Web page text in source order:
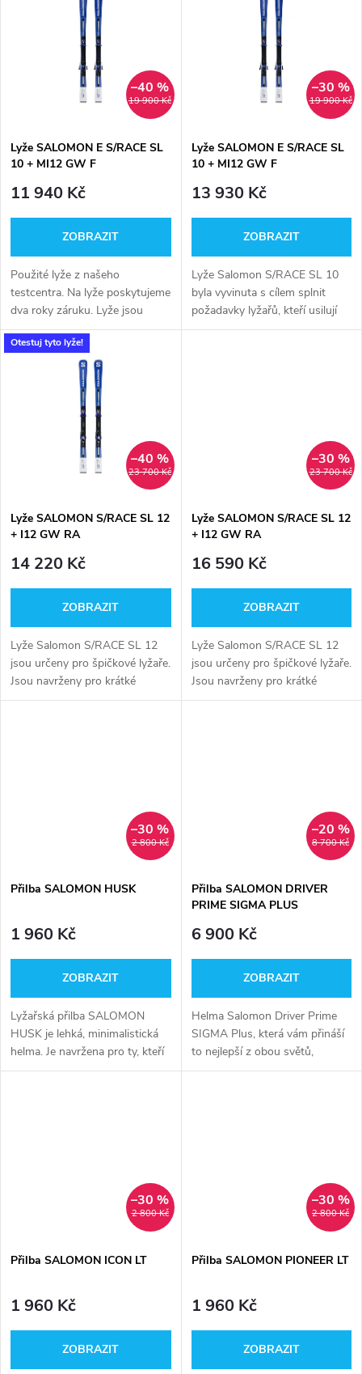
p
r
d
u
k
Nejprodávanější
s
p
r
o
d
u
19 900 Kč
–40 %
Lyže SALOMON E S/RACE SL
10 + MI12 GW F
11 940 Kč
ZOBRAZIT
Použité lyže z našeho
testcentra. Na lyže poskytujeme
dva roky záruku. Lyže jsou
pravidelně servisovány v našem
servisním středisku Montana,
kde je při pravidelném servisu
19 900 Kč
–30 %
Lyže SALOMON E S/RACE SL
10 + MI12 GW F
13 930 Kč
ZOBRAZIT
Lyže Salomon S/RACE SL 10
byla vyvinuta s cílem splnit
požadavky lyžařů, kteří usilují
o dokonalou jízdu, a umožňuje
Otestuj tyto lyže!
23 700 Kč
–40 %
Lyže SALOMON S/RACE SL 12
+ I12 GW RA
14 220 Kč
ZOBRAZIT
Lyže Salomon S/RACE SL 12
jsou určeny pro špičkové lyžaře.
Jsou navrženy pro krátké
slalomové oblouky a vynikají na
23 700 Kč
–30 %
Lyže SALOMON S/RACE SL 12
+ I12 GW RA
16 590 Kč
ZOBRAZIT
Lyže Salomon S/RACE SL 12
jsou určeny pro špičkové lyžaře.
Jsou navrženy pro krátké
slalomové oblouky a vynikají na
2 800 Kč
–30 %
Přilba SALOMON HUSK
1 960 Kč
ZOBRAZIT
Lyžařská přilba SALOMON
HUSK je lehká, minimalistická
helma. Je navržena pro ty, kteří
chtějí maximalizovat své
8 700 Kč
–20 %
Přilba SALOMON DRIVER
PRIME SIGMA PLUS
6 900 Kč
ZOBRAZIT
Helma Salomon Driver Prime
SIGMA Plus, která vám přináší
to nejlepší z obou světů,
dokonale imituje tradiční
2 800 Kč
–30 %
Přilba SALOMON ICON LT
1 960 Kč
ZOBRAZIT
2 800 Kč
–30 %
Přilba SALOMON PIONEER LT
1 960 Kč
ZOBRAZIT